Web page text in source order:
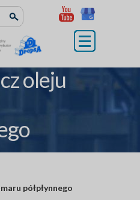
oleju
półpłynnego